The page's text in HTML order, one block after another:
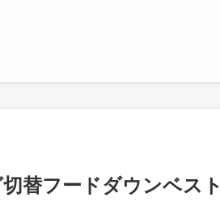
フードダウンベスト